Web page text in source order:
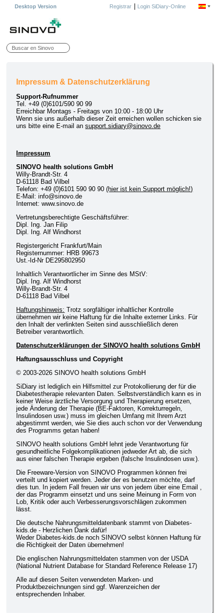
Desktop Version Registrar| Login SiDiary-Online
Impressum & Datenschutzerklärung
Support-Rufnummer
Tel. +49 (0)6101/590 90 99
Erreichbar Montags - Freitags von 10:00 - 18:00 Uhr
Wenn sie uns außerhalb dieser Zeit erreichen wollen schicken sie
uns bitte eine E-mail ansupport.sidiary@sinovo.de
Impressum
SINOVO health solutions GmbH
Willy-Brandt-Str. 4
D-61118 Bad Vilbel
Telefon: +49 (0)6101 590 90 90(hier ist kein Support möglich!)
E-Mail: info@sinovo.de
Internet: www.sinovo.de
Vertretungsberechtigte Geschäftsführer:
Dipl. Ing. Jan Filip
Dipl. Ing. Alf Windhorst
Registergericht Frankfurt/Main
Registernummer: HRB 99673
Ust.-Id-Nr DE295802950
Inhaltlich Verantwortlicher im Sinne des MStV:
Dipl. Ing. Alf Windhorst
Willy-Brandt-Str. 4
D-61118 Bad Vilbel
Haftungshinweis: Trotz sorgfältiger inhaltlicher Kontrolle
übernehmen wir keine Haftung für die Inhalte externer Links. Für
den Inhalt der verlinkten Seiten sind ausschließlich deren
Betreiber verantwortlich.
Datenschutzerklärungen der SINOVO health solutions GmbH
Haftungsausschluss und Copyright
© 2003-2026 SINOVO health solutions GmbH
SiDiary ist lediglich ein Hilfsmittel zur Protokollierung der für die
Diabetestherapie relevanten Daten. Selbstverständlich kann es in
keiner Weise ärztliche Versorgung und Therapierung ersetzen,
jede Änderung der Therapie (BE-Faktoren, Korrekturregeln,
Insulindosen usw.) muss im gleichen Umfang mit Ihrem Arzt
abgestimmt werden, wie Sie dies auch schon vor der Verwendung
des Programms getan haben!
SINOVO health solutions GmbH lehnt jede Verantwortung für
gesundheitliche Folgekomplikationen jedweder Art ab, die sich
aus einer falschen Therapie ergeben (falsche Insulindosen usw.).
Die Freeware-Version von SINOVO Programmen können frei
verteilt und kopiert werden. Jeder der es benutzen möchte, darf
dies tun. In jedem Fall freuen wir uns von jedem über eine Email ,
der das Programm einsetzt und uns seine Meinung in Form von
Lob, Kritik oder auch Verbesserungsvorschlägen zukommen
lässt.
Die deutsche Nahrungsmitteldatenbank stammt von Diabetes-
kids.de - Herzlichen Dank dafür!
Weder Diabetes-kids.de noch SINOVO selbst können Haftung für
die Richtigkeit der Daten übernehmen!
Die englischen Nahrungsmitteldaten stammen von der USDA
(National Nutrient Database for Standard Reference Release 17)
Alle auf diesen Seiten verwendeten Marken- und
Produktbezeichnungen sind ggf. Warenzeichen der
entsprechenden Inhaber.